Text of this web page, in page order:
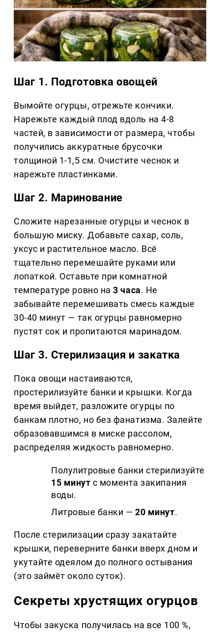
Шаг 1. Подготовка овощей
Вымойте огурцы, отрежьте кончики.
Нарежьте каждый плод вдоль на 4-8
частей, в зависимости от размера, чтобы
получились аккуратные брусочки
толщиной 1-1,5 см. Очистите чеснок и
нарежьте пластинками.
Шаг 2. Маринование
Сложите нарезанные огурцы и чеснок в
большую миску. Добавьте сахар, соль,
уксус и растительное масло. Всё
тщательно перемешайте руками или
лопаткой. Оставьте при комнатной
температуре ровно на3 часа. Не
забывайте перемешивать смесь каждые
30-40 минут — так огурцы равномерно
пустят сок и пропитаются маринадом.
Шаг 3. Стерилизация и закатка
Пока овощи настаиваются,
простерилизуйте банки и крышки. Когда
время выйдет, разложите огурцы по
банкам плотно, но без фанатизма. Залейте
образовавшимся в миске рассолом,
распределяя жидкость равномерно.
Полулитровые банки стерилизуйте
15 минут с момента закипания
воды.
Литровые банки —20 минут.
После стерилизации сразу закатайте
крышки, переверните банки вверх дном и
укутайте одеялом до полного остывания
(это займёт около суток).
Секреты хрустящих огурцов
Чтобы закуска получилась на все 100 %,